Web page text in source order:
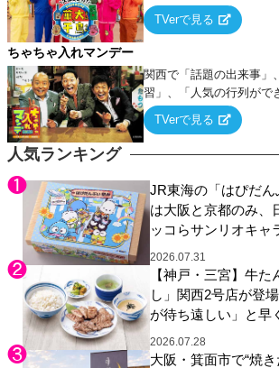
人気ランキング
JR東海の「はぴだ
は大阪と京都のみ、
ッコらサンリオキャ
やグッズが登場
2026.07.31
【神戸・三宮】牛
し」関西2号店が登
が待ち遠しい」と早
2026.07.28
大阪・箕面市で“焼
ー！
TVerで見る
ちゃちゃ入れマンデー
関西で「話題の出来事」
習」、「人気の行列がで
るテーマについて好き放
ていく関西色を前面に押
TVerで見る